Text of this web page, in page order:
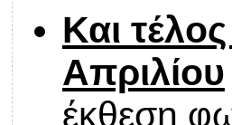
Και
Απριλίου
έκθεση